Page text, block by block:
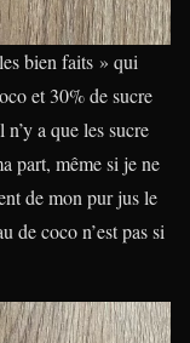
bien faits » qui
et 30% de sucre
a que les sucre
part, même si je ne
de mon pur jus le
de coco n’est pas si